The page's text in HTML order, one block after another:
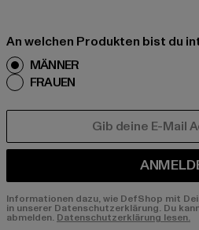
An welchen Produkten bist du
MÄNNER
FRAUEN
Informationen dazu, wie DefShop mit
in unserer Datenschutzerklärung. Du
abmelden. Datenschutzerklärung lesen.